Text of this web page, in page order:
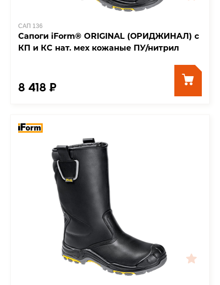
САП 136
Сапоги iForm® ORIGINAL (ОРИДЖИНАЛ) с
КП и КС нат. мех кожаные ПУ/нитрил
8 418 ₽